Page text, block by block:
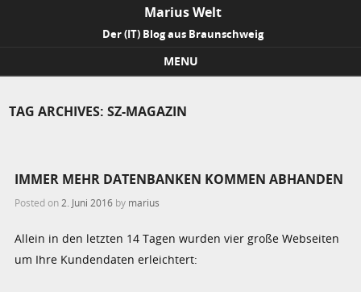
Marius Welt
Der (IT) Blog aus Braunschweig
MENU
TAG ARCHIVES:SZ-MAGAZIN
IMMER MEHR DATENBANKEN KOMMEN ABHANDEN
Posted on 2. Juni 2016 by marius
Allein in den letzten 14 Tagen wurden vier große Webseiten
um Ihre Kundendaten erleichtert: